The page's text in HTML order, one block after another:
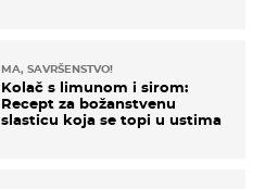
MA, SAVRŠENSTVO!
Kolač s limunom i sirom:
Recept za božanstvenu
slasticu koja se topi u ustima